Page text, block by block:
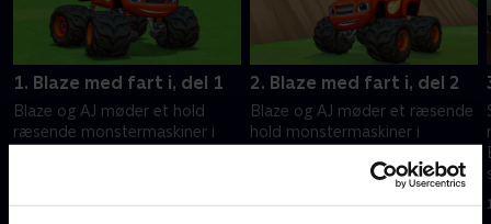
1. Blaze med fart i, del 1
Blaze og AJ møder et hold
ræsende monstermaskiner i
1. juli 2021 • 21 min
2. Blaze med fart i, del 2
Blaze og AJ møder et ræsende
hold monstermaskiner i
bruger feje tricks for at vinde,
så Blaze må kæmpe til det
1. juli 2021 • 23 min